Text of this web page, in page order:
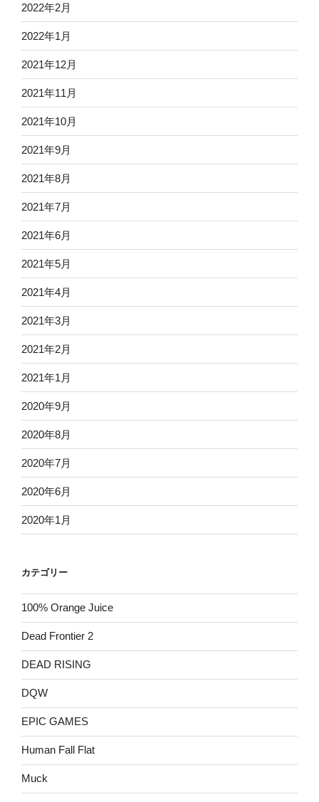
2022年2月
2022年1月
2021年12月
2021年11月
2021年10月
2021年9月
2021年8月
2021年7月
2021年6月
2021年5月
2021年4月
2021年3月
2021年2月
2021年1月
2020年9月
2020年8月
2020年7月
2020年6月
2020年1月
カテゴリー
100% Orange Juice
Dead Frontier 2
DEAD RISING
DQW
EPIC GAMES
Human Fall Flat
Muck